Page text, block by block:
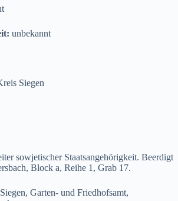
unbekannt
Siegen
sowjetischer Staatsangehörigkeit. Beerdigt
Block a, Reihe 1, Grab 17.
Garten- und Friedhofsamt,